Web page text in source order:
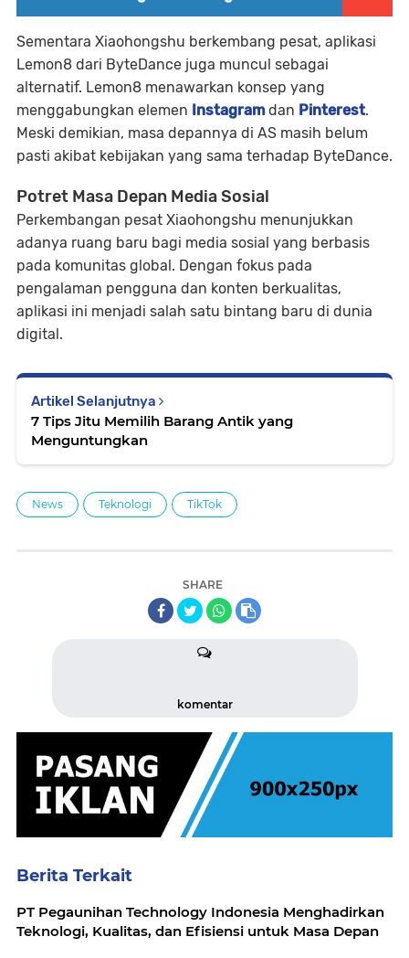
Sementara Xiaohongshu berkembang pesat, aplikasi
Lemon8 dari ByteDance juga muncul sebagai
alternatif. Lemon8 menawarkan konsep yang
menggabungkan elemen Instagramdan Pinterest.
Meski demikian, masa depannya di AS masih belum
pasti akibat kebijakan yang sama terhadap ByteDance.
Potret Masa Depan Media Sosial
Perkembangan pesat Xiaohongshu menunjukkan
adanya ruang baru bagi media sosial yang berbasis
pada komunitas global. Dengan fokus pada
pengalaman pengguna dan konten berkualitas,
aplikasi ini menjadi salah satu bintang baru di dunia
digital.
Artikel Selanjutnya
7 Tips Jitu Memilih Barang Antik yang
Menguntungkan
News Teknologi TikTok
SHARE
komentar
Berita Terkait
PT Pegaunihan Technology Indonesia Menghadirkan
Teknologi, Kualitas, dan Efisiensi untuk Masa Depan